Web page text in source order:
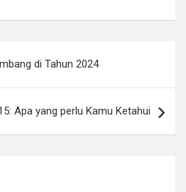
di Tahun 2024
Apa yang perlu Kamu Ketahui